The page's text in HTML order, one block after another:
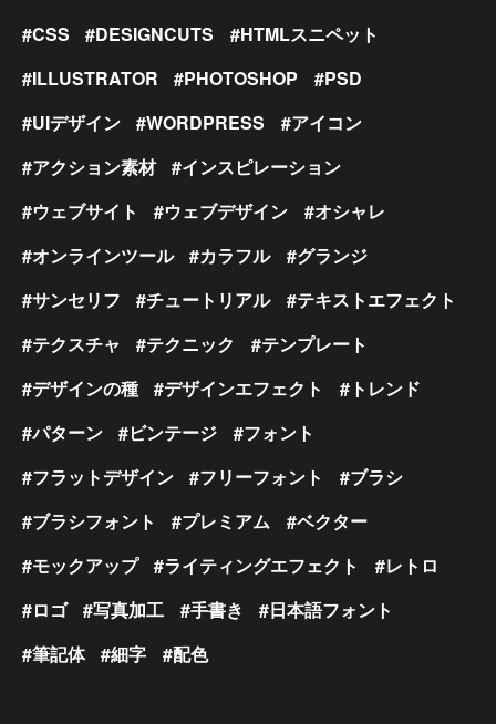
CSS DESIGNCUTS
HTMLスニペット
ILLUSTRATOR
PHOTOSHOP
PSD
UIデザイン
WORDPRESS
アイコン
アクション素材
インスピレーション
ウェブサイト
ウェブデザイン
オシャレ
オンラインツール
カラフル
グランジ
サンセリフ
チュートリアル
テキストエフェクト
テクスチャ
テクニック
テンプレート
デザインの種
デザインエフェクト
トレンド
パターン
ビンテージ
フォント
フラットデザイン
フリーフォント
ブラシ
ブラシフォント
プレミアム
ベクター
モックアップ
ライティングエフェクト
レトロ
ロゴ
写真加工 手書き
日本語フォント
筆記体
細字 配色